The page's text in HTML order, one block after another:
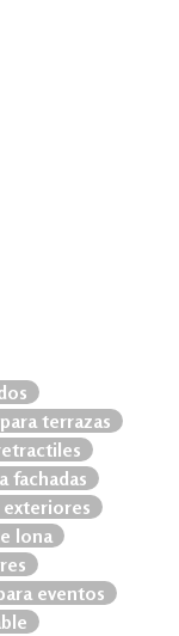
terrazas
fachadas
lona
eventos